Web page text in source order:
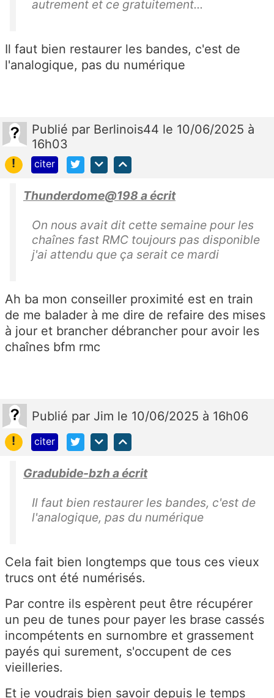
autrement et ce gratuitement...
Il faut bien restaurer les bandes, c'est de
l'analogique, pas du numérique
Publié par Berlinois44 le 10/06/2025 à
16h03
!
citer
Thunderdome@198 a écrit
On nous avait dit cette semaine pour les
chaînes fast RMC toujours pas disponible
j'ai attendu que ça serait ce mardi
Ah ba mon conseiller proximité est en train
de me balader à me dire de refaire des mises
à jour et brancher débrancher pour avoir les
chaînes bfm rmc
Publié par Jim le 10/06/2025 à 16h06
!
citer
Gradubide-bzh a écrit
Il faut bien restaurer les bandes, c'est de
l'analogique, pas du numérique
Cela fait bien longtemps que tous ces vieux
trucs ont été numérisés.
Par contre ils espèrent peut être récupérer
un peu de tunes pour payer les brase cassés
incompétents en surnombre et grassement
payés qui surement, s'occupent de ces
vieilleries.
Et je voudrais bien savoir depuis le temps